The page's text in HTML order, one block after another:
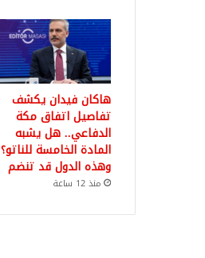
هاكان فيدان يكشف
تفاصيل اتفاق مكة
الدفاعي.. هل يشبه
المادة الخامسة للناتو؟
وهذه الدول قد تنضم
منذ 12 ساعة